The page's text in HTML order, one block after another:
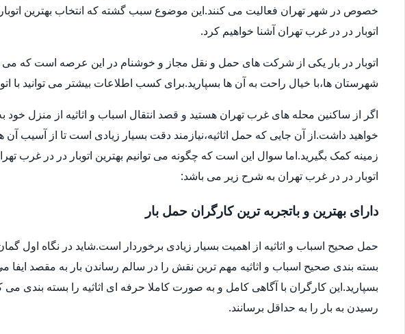
خصوص در شهر تهران فعالیت می کنند.این موضوع سبب گشته که انتخاب بهترین اتوبار
اتوبار در در غرب تهران آشنا خواهیم کرد.
اتوبار در بار یکی از شرکت های حمل و نقل مجاز و خوشنام در این عرصه است که می
شهرستان ها،با خیال راحت به آن ها بسپارید.برای کسب اطلاعات بیشتر می توانید با
اگر از ساکنین محله های غرب تهران هستید و قصد انتقال اسباب و اثاثیه از منزل خود به
خواهید داشت.از آن جایی که حمل اثاثیه،نیازمند دقت بسیار زیادی است تا از آسیب
زمینه کمک بگیرید.اما سوال این است که چگونه می توانیم بهترین اتوبار در در غرب
اتوبار در در غرب تهران به شرح زیر می باشد:
دارای بهترین و باتجربه ترین کارگران حمل بار
حمل صحیح اسباب و اثاثیه از اهمیت بسیار زیادی برخوردار است.شاید در نگاه اول
بسته بندی صحیح اسباب و اثاثیه مهم ترین نقش را در سالم رساندن بار به مقصد ایفا
بسپارید.این کارگران با آگاهی کامل و به صورت کاملا حرفه ای اثاثیه را بسته بندی
رسیدن به بار را به حداقل برسانند.